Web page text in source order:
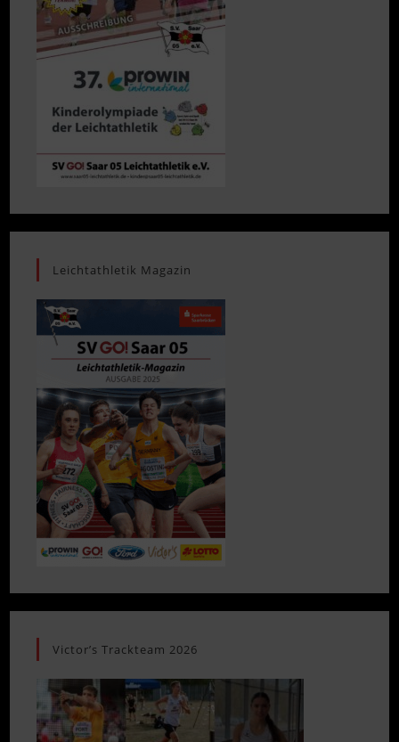
Leichtathletik Magazin
Victor’s Trackteam 2026